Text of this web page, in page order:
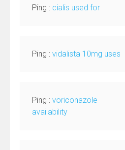
Ping : cialis used for
Ping : vidalista 10mg uses
Ping : voriconazole
availability